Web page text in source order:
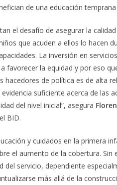
de una educación temprana
el desafío de asegurar la
que acuden a ellos lo hacen
La inversión en
favorecer la equidad y por eso
de política es de alta
suficiente acerca de las
del nivel inicial”, asegura
BID.
y cuidados en la primera
el aumento de la cobertura.
del servicio, dependiente
más allá de la